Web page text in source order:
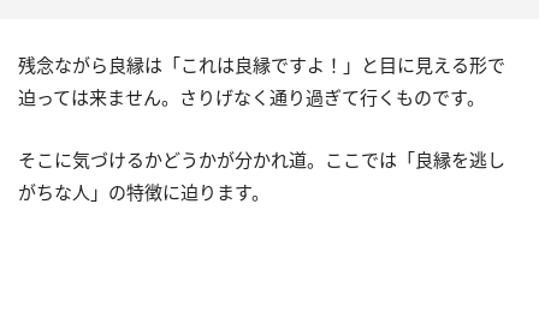
残念ながら良縁は「これは良縁ですよ！」と目に見える形で
迫っては来ません。さりげなく通り過ぎて行くものです。
そこに気づけるかどうかが分かれ道。ここでは「良縁を逃し
がちな人」の特徴に迫ります。